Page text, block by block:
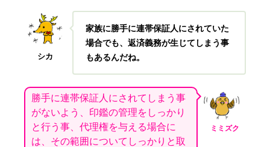
シカ
家族に勝手に連帯保証人にされていた
場合でも、返済義務が生じてしまう事
もあるんだね。
ミミズク
勝手に連帯保証人にされてしまう事
がないよう、印鑑の管理をしっかり
と行う事、代理権を与える場合に
は、その範囲についてしっかりと取